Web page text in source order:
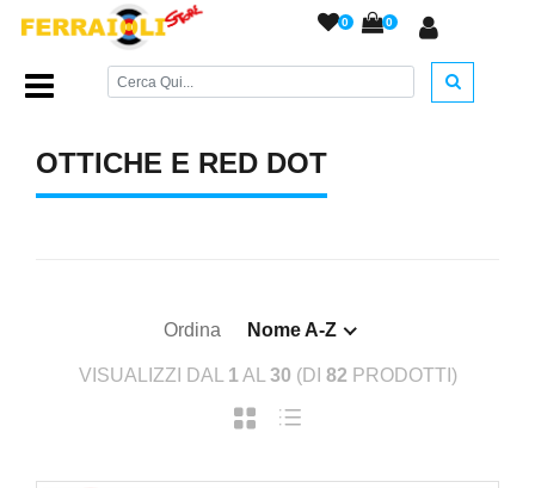
0 0
Home Page/ACCESSORI ARMERIA/Ottiche e Red Dot
OTTICHE E RED DOT
Ordina Nome A-Z
VISUALIZZI DAL 1 AL 30 (DI 82 PRODOTTI)